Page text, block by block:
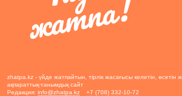
zhatpa.kz - үйде жатпайтын, тірлік жасағысы келетін, өсетін
ақпараттық-танымдық сайт
Редакция: info@zhatpa.kz
+7 (708) 332-10-72